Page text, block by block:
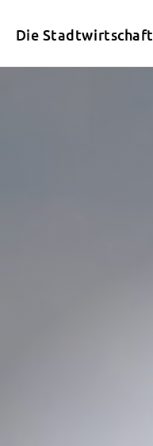
Die Stadtwirtschaft